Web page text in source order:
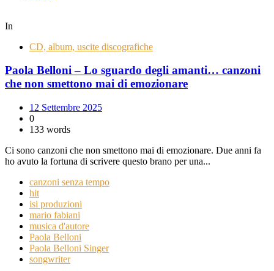
In
CD, album, uscite discografiche
Paola Belloni – Lo sguardo degli amanti… canzoni
che non smettono mai di emozionare
12 Settembre 2025
0
133 words
Ci sono canzoni che non smettono mai di emozionare. Due anni fa
ho avuto la fortuna di scrivere questo brano per una...
canzoni senza tempo
hit
isi produzioni
mario fabiani
musica d'autore
Paola Belloni
Paola Belloni Singer
songwriter